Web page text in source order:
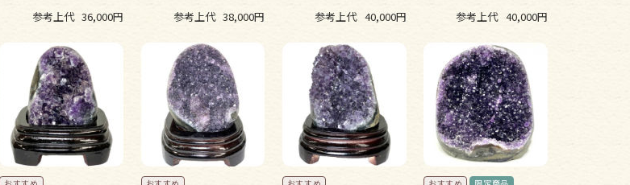
参考上代 36,000円 参考上代 38,000円 参考上代 40,000円 参考上代 40,000円